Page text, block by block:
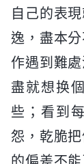
自己的表
逸，盡本
作遇到難
盡就想换
些；看到
怨，乾脆